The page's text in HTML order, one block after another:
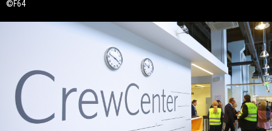
©F64